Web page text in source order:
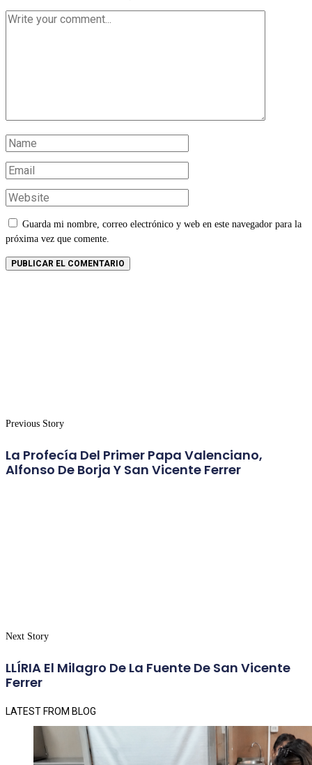
Guarda mi nombre, correo electrónico y web en este navegador para la
próxima vez que comente.
Previous Story
La Profecía Del Primer Papa Valenciano,
Alfonso De Borja Y San Vicente Ferrer
Next Story
LLÍRIA El Milagro De La Fuente De San Vicente
Ferrer
LATEST FROM BLOG